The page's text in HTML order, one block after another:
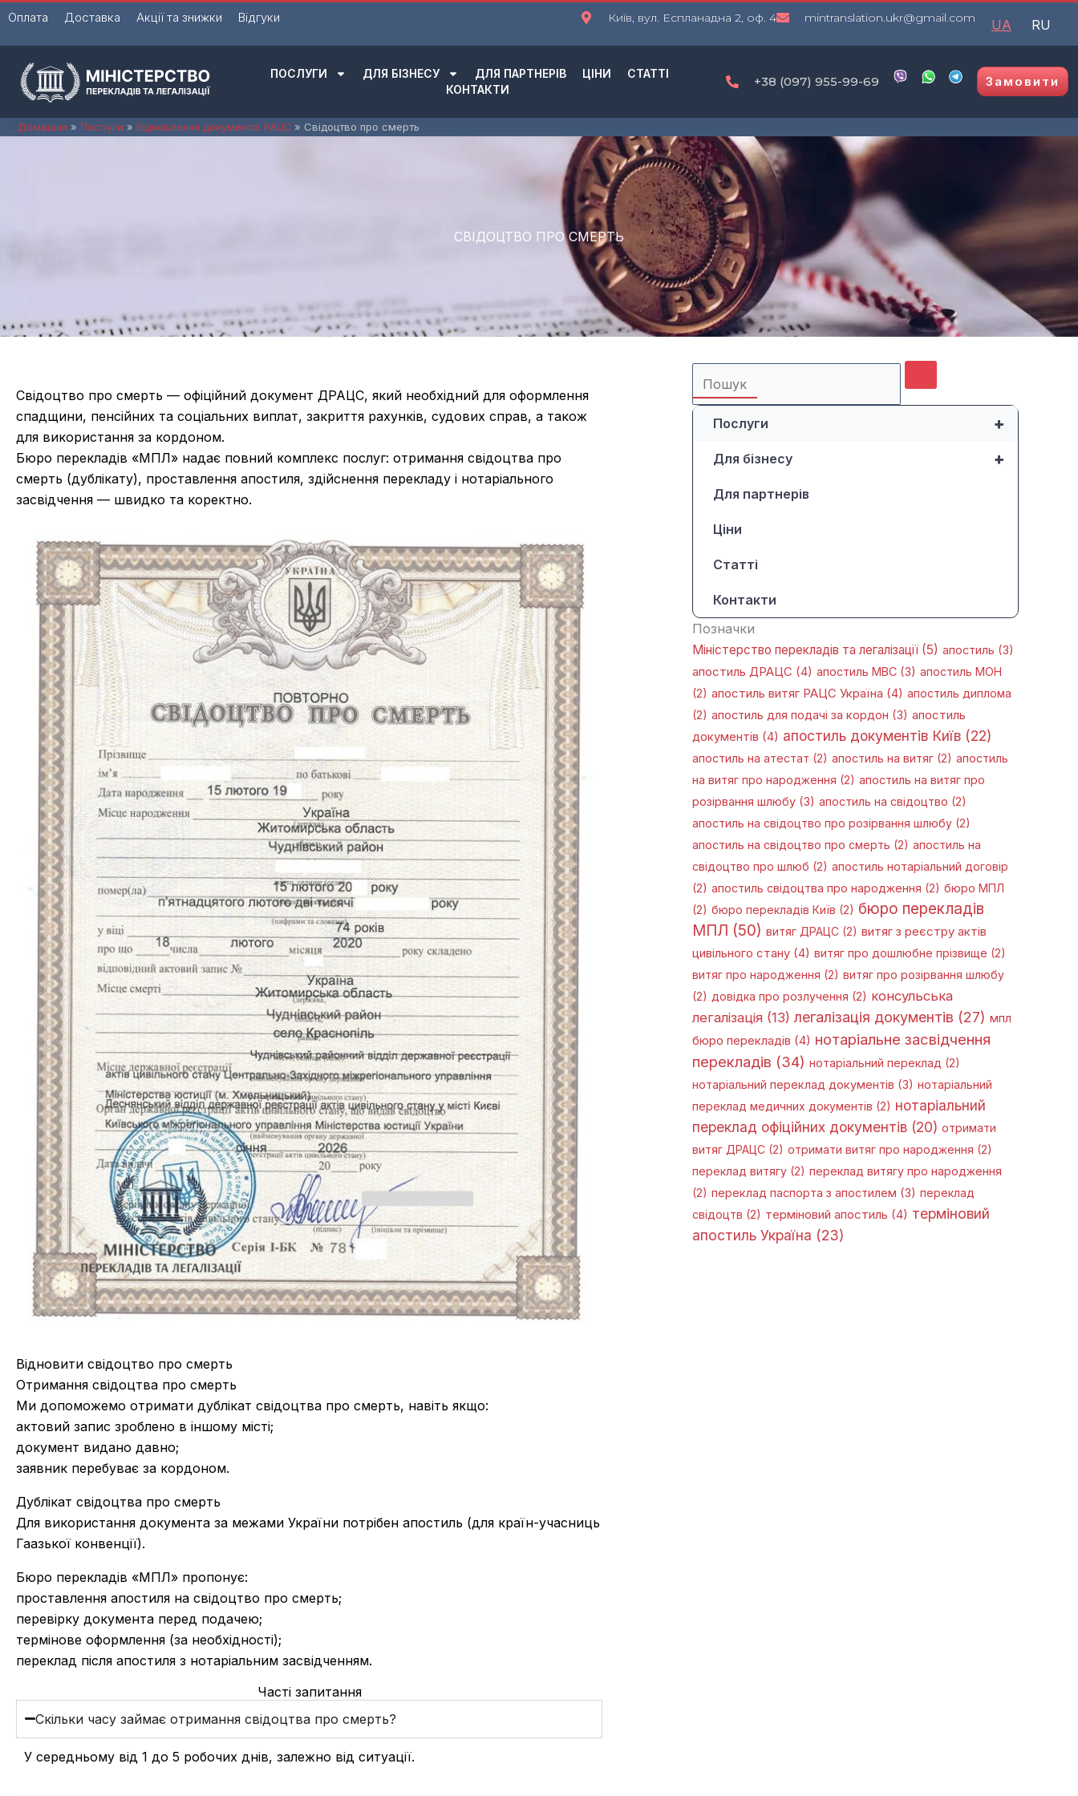
Перейти
Оплата Доставка Акції та знижки Відгуки Київ, вул. Еспланадна 2, оф. 4 mintranslation.ukr@gmail.com UA RU
ПОСЛУГИ ДЛЯ БІЗНЕСУ ДЛЯ ПАРТНЕРІВ ЦІНИ
СТАТТІ
КОНТАКТИ
+38 (097) 955-99-69 Замовити
Домашня Послуги Відновлення документів РАЦС Свідоцтво про смерть
СВІДОЦТВО ПРО СМЕРТЬ
Свідоцтво про смерть — офіційний документ ДРАЦС, який необхідний для оформлення
спадщини, пенсійних та соціальних виплат, закриття рахунків, судових справ, а також
для використання за кордоном.
Бюро перекладів «МПЛ» надає повний комплекс послуг: отримання свідоцтва про
смерть (дублікату), проставлення апостиля, здійснення перекладу і нотаріального
засвідчення — швидко та коректно.
Відновити свідоцтво про смерть
Отримання свідоцтва про смерть
Ми допоможемо отримати дублікат свідоцтва про смерть, навіть якщо:
актовий запис зроблено в іншому місті;
документ видано давно;
заявник перебуває за кордоном.
Дублікат свідоцтва про смерть
Для використання документа за межами України потрібен апостиль (для країн-учасниць
Гаазької конвенції).
Бюро перекладів «МПЛ» пропонує:
проставлення апостиля на свідоцтво про смерть;
перевірку документа перед подачею;
термінове оформлення (за необхідності);
переклад після апостиля з нотаріальним засвідченням.
Часті запитання
Скільки часу займає отримання свідоцтва про смерть?
У середньому від 1 до 5 робочих днів, залежно від ситуації.
Search
for:
+
Послуги
+
Для бізнесу
Для партнерів
Ціни
Статті
Контакти
Позначки
Міністерство перекладів та легалізації(5) апостиль (3)
апостиль ДРАЦС (4) апостиль МВС(3) апостиль МОН
(2) апостиль витяг РАЦС Україна (4) апостиль диплома
(2) апостиль для подачі за кордон (3) апостиль
документів (4) апостиль документів Київ(22)
апостиль на атестат (2) апостиль на витяг(2) апостиль
на витяг про народження (2) апостиль на витяг про
розірвання шлюбу(3) апостиль на свідоцтво (2)
апостиль на свідоцтво про розірвання шлюбу(2)
апостиль на свідоцтво про смерть (2) апостиль на
свідоцтво про шлюб (2) апостиль нотаріальний договір
(2) апостиль свідоцтва про народження (2) бюро МПЛ
(2) бюро перекладів Київ (2) бюро перекладів
МПЛ (50) витяг ДРАЦС(2) витяг з реєстру актів
цивільного стану(4) витяг про дошлюбне прізвище (2)
витяг про народження (2) витяг про розірвання шлюбу
(2) довідка про розлучення (2) консульська
легалізація(13) легалізація документів (27) мпл
бюро перекладів (4) нотаріальне засвідчення
перекладів (34) нотаріальний переклад (2)
нотаріальний переклад документів (3) нотаріальний
переклад медичних документів (2) нотаріальний
переклад офіційних документів(20) отримати
витяг ДРАЦС(2) отримати витяг про народження (2)
переклад витягу(2) переклад витягу про народження
(2) переклад паспорта з апостилем (3) переклад
свідоцтв (2) терміновий апостиль (4) терміновий
апостиль Україна (23)